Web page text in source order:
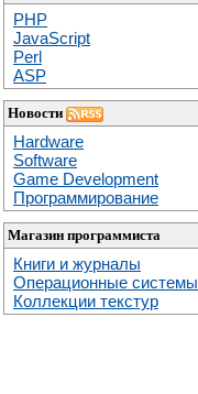
PHP
JavaScript
Perl
ASP
Новости
Hardware
Software
Game Development
Программирование
Магазин программиста
Книги и журналы
Операционные системы
Коллекции текстур